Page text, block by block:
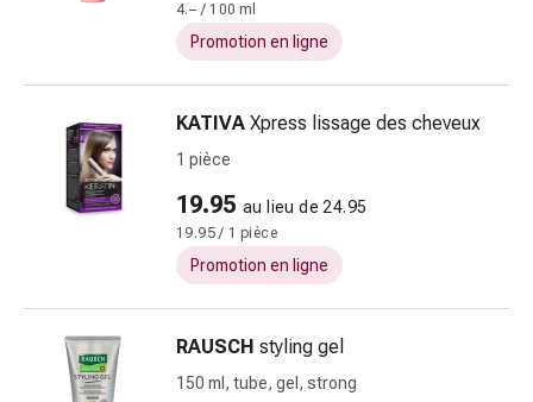
Bandages
Matériel
Brûlures
coups
Sets
4.– / 100 ml
Promotion en ligne
KATIVA Xpress lissage des cheveux
1 pièce
19.95 au lieu de 24.95
19.95 / 1 pièce
Promotion en ligne
RAUSCH styling gel
150 ml, tube, gel, strong